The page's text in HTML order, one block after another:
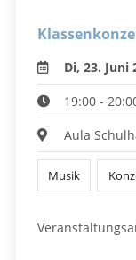
Di, 23. Juni
19:00 -
Aula
Musik